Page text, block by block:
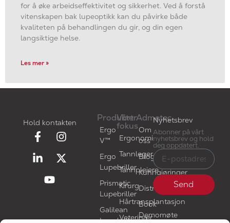
for å øke arbeidseffektivitet og sikkerhet. Ved å forstå
vitenskapen bak lupeoptikk kan du påvirke både
kvaliteten på behandlingen du gir, og din egen
langsiktige helse.
Les mer »
Hold kontakten Produkter
Ergo
V™
Ergo
Lupebriller
Prismatic
Lupebriller
Galilean
Lupebriller
Vårt
fokus
Ergonomi
Tannleger
Tannpleiere
Kirurg
Hårtransplantasjon
Veterinær
Admetec
Om
oss
Blogg
Kunngjøringer
Distributører
Book
Demomøte
Nyhetsbrev
Abonner på vårt
nyhetsbrev og hold
deg oppdatert.
Send